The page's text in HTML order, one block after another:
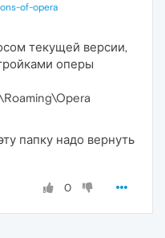
of-opera
текущей версии,
оперы
папку надо вернуть
0